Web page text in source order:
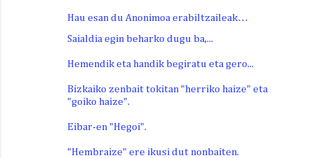
Hau esan du Anonimoa erabiltzaileak…
Saialdia egin beharko dugu ba,...
Hemendik eta handik begiratu eta gero...
Bizkaiko zenbait tokitan "herriko haize" eta
"goiko haize".
Eibar-en "Hegoi".
"Hembraize" ere ikusi dut nonbaiten.